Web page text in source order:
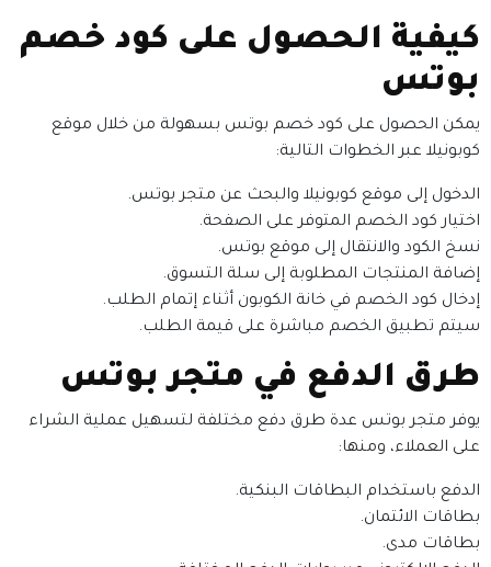
كيفية الحصول على كود خصم
بوتس
يمكن الحصول على كود خصم بوتس بسهولة من خلال موقع
كوبونيلا عبر الخطوات التالية:
الدخول إلى موقع كوبونيلا والبحث عن متجر بوتس.
اختيار كود الخصم المتوفر على الصفحة.
نسخ الكود والانتقال إلى موقع بوتس.
إضافة المنتجات المطلوبة إلى سلة التسوق.
إدخال كود الخصم في خانة الكوبون أثناء إتمام الطلب.
سيتم تطبيق الخصم مباشرة على قيمة الطلب.
طرق الدفع في متجر بوتس
يوفر متجر بوتس عدة طرق دفع مختلفة لتسهيل عملية الشراء
على العملاء، ومنها:
الدفع باستخدام البطاقات البنكية.
بطاقات الائتمان.
بطاقات مدى.